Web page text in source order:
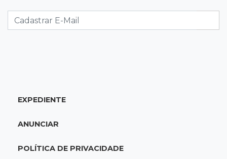
lugar no Brasileirão
18:33Em 2022
adolescente atropelada no Amazonas
EXPEDIENTE
ANUNCIAR
POLÍTICA DE PRIVACIDADE